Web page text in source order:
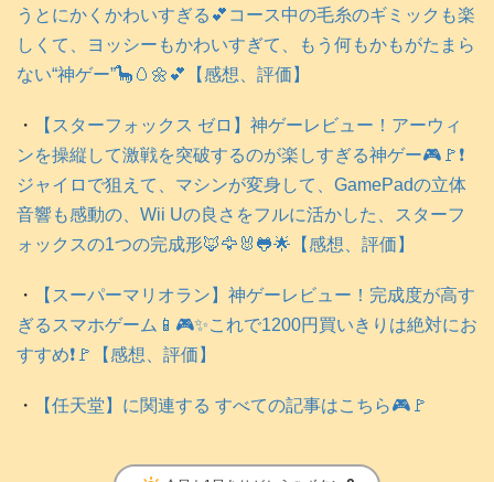
うとにかくかわいすぎる💕コース中の毛糸のギミックも楽
しくて、ヨッシーもかわいすぎて、もう何もかもがたまら
ない“神ゲー”🦕🥚🌼💕【感想、評価】
・
【スターフォックス ゼロ】神ゲーレビュー！アーウィ
ンを操縦して激戦を突破するのが楽しすぎる神ゲー🎮️🚩❗️
ジャイロで狙えて、マシンが変身して、GamePadの立体
音響も感動の、Wii Uの良さをフルに活かした、スターフ
ォックスの1つの完成形🦊🦅🐰🐸🌟【感想、評価】
・
【スーパーマリオラン】神ゲーレビュー！完成度が高す
ぎるスマホゲーム📱🎮️✨これで1200円買いきりは絶対にお
すすめ❗️🚩【感想、評価】
・ 【任天堂】に関連する すべての記事はこちら🎮️🚩